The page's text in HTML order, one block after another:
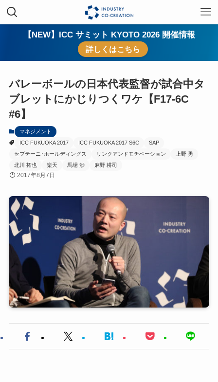
【NEW】ICC サミット KYOTO 2026 開催情報
詳しくはこちら
バレーボールの日本代表監督が試合中タ
ブレットにかじりつくワケ【F17-6C
#6】
マネジメント
ICC FUKUOKA 2017
ICC FUKUOKA 2017 S6C
SAP
セプテーニ･ホールディングス
リンクアンドモチベーション
上野 勇
北川 拓也
楽天 馬場 渉 麻野 耕司
2017年8月7日